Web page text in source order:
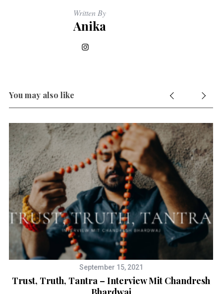
Written By
Anika
You may also like
September 15, 2021
Trust, Truth, Tantra – Interview Mit Chandresh